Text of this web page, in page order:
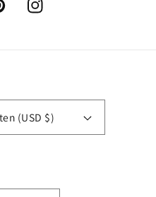
Instagram
(USD $)